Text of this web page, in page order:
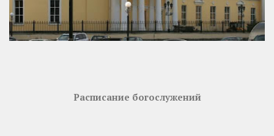
Расписание богослужений